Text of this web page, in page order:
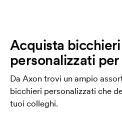
Acquista
personalizzati
Da Axon trovi un ampio
bicchieri personalizzati che
tuoi colleghi.